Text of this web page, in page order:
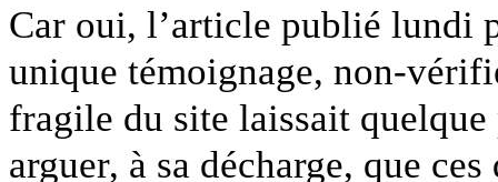
Car oui, l’article publié lundi
unique témoignage, non-
fragile du site laissait
arguer, à sa décharge, que